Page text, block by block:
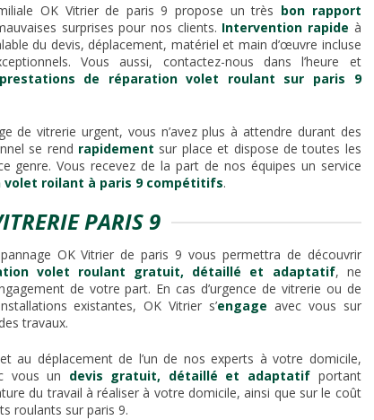
OK Vitrier de paris 9 propose un très bon rapport
surprises pour nos clients. Intervention rapide à
du devis, déplacement, matériel et main d’œuvre incluse
Vous aussi, contactez-nous dans l’heure et
prestations de réparation volet roulant sur paris 9
de vitrerie urgent, vous n’avez plus à attendre durant des
se rend rapidement sur place et dispose de toutes les
genre. Vous recevez de la part de nos équipes un service
volet roilant à paris 9 compétitifs.
PARIS 9
OK Vitrier de paris 9 vous permettra de découvrir
volet roulant gratuit, détaillé et adaptatif, ne
de votre part. En cas d’urgence de vitrerie ou de
existantes, OK Vitrier s’engage avec vous sur
travaux.
au déplacement de l’un de nos experts à votre domicile,
vous un devis gratuit, détaillé et adaptatif portant
du travail à réaliser à votre domicile, ainsi que sur le coût
roulants sur paris 9.